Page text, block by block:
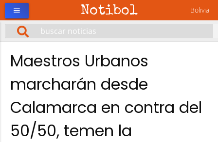
Notibol Bolivia
menu
Maestros Urbanos
marcharán desde
Calamarca en contra del
50/50, temen la